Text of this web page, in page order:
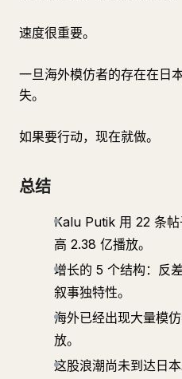
速度很重要。
一旦海外模仿者的存在在日
失。
如果要行动，现在就做。
总结
Kalu Putik 用 22 条
高 2.38 亿播放。
增长的 5 个结构：反
叙事独特性。
海外已经出现大量模
放。
这股浪潮尚未到达日